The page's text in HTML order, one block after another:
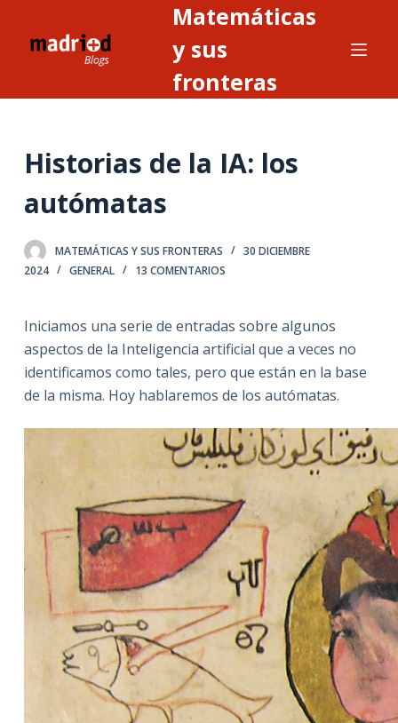
n
n
d
o
Matemáticas
y sus
fronteras
Historias de la IA: los
autómatas
MATEMÁTICAS Y SUS FRONTERAS
30 DICIEMBRE
2024
GENERAL 13 COMENTARIOS
Iniciamos una serie de entradas sobre algunos
aspectos de la Inteligencia artificial que a veces no
identificamos como tales, pero que están en la base
de la misma. Hoy hablaremos de los autómatas.